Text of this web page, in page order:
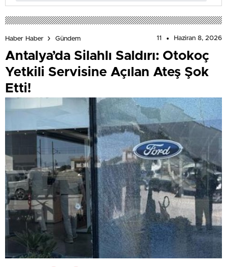
Haber Haber Gündem 11 Haziran 8, 2026
Antalya’da Silahlı Saldırı: Otokoç
Yetkili Servisine Açılan Ateş Şok
Etti!